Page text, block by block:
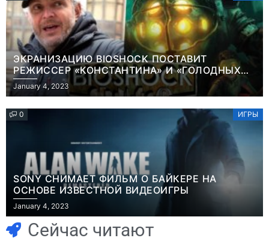
ЭКРАНИЗАЦИЮ BIOSHOCK ПОСТАВИТ
РЕЖИССЕР «КОНСТАНТИНА» И «ГОЛОДНЫХ
ИГР»
January 4, 2023
0 ИГРЫ
SONY СНИМАЕТ ФИЛЬМ О БАЙКЕРЕ НА
ОСНОВЕ ИЗВЕСТНОЙ ВИДЕОИГРЫ
January 4, 2023
Сейчас читают
Игры
Часть геймеров
считает, что мы
Новости
Победительница
«Неймовірних